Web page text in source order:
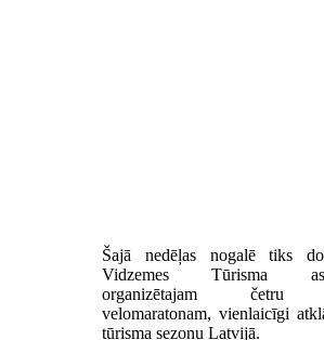
Šajā nedēļas nogalē tiks
Vidzemes Tūrisma
organizētajam četru
velomaratonam, vienlaicīgi
tūrisma sezonu Latvijā.